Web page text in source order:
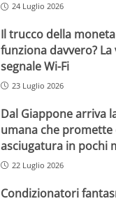
24 Luglio 2026
Il trucco della
funziona davvero? La
segnale Wi-Fi
23 Luglio 2026
Dal Giappone arriva
umana che promette
asciugatura in pochi
22 Luglio 2026
Condizionatori